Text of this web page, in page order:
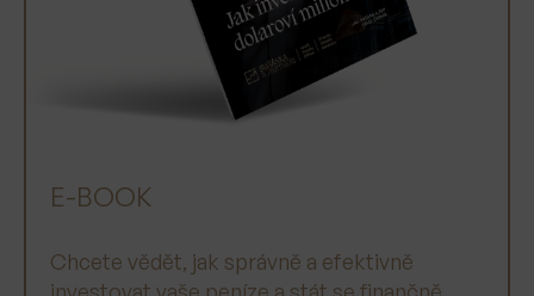
E-BOOK
Chcete vědět, jak správně a efektivně